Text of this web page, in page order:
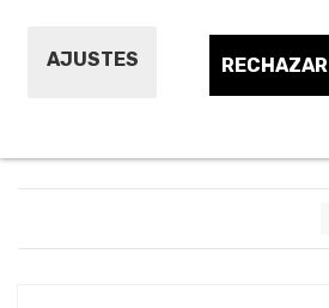
AJUSTES RECHAZAR
Productos para